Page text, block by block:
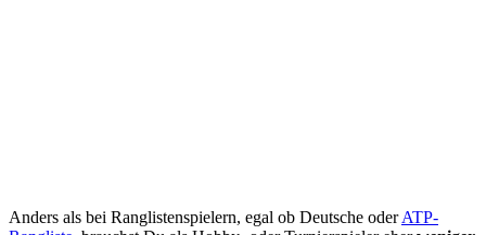
Anders als bei Ranglistenspielern, egal ob Deutsche oderATP-